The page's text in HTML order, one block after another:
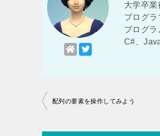
大学卒
プログ
プログラ
C#、
投
ナ
配列の要素を操作してみよう